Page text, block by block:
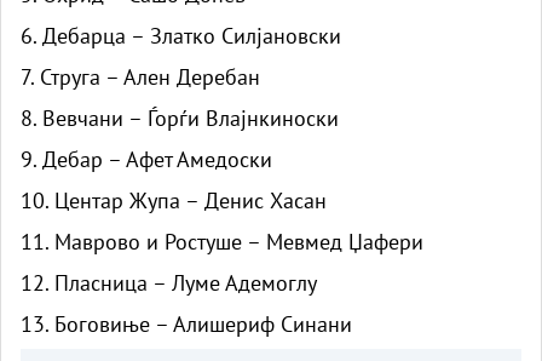
6. Дебарца – Златко Силјановски
7. Струга – Ален Деребан
8. Вевчани – Ѓорѓи Влајнкиноски
9. Дебар – Афет Амедоски
10. Центар Жупа – Денис Хасан
11. Маврово и Ростуше – Мевмед Џафери
12. Пласница – Луме Адемоглу
13. Боговиње – Алишериф Синани